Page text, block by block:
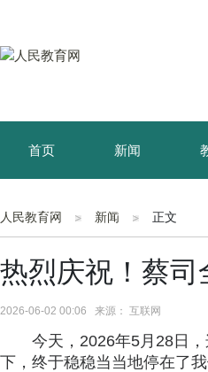
首页 新闻
育儿 资讯
人民教育网 新闻 正文
热烈庆祝！蔡
2026-06-02 00:06 来源： 互联网
今天，2026年5月28日
下，终于稳稳当当地停在了